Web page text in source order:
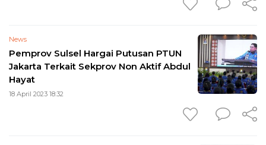
News
Pemprov Sulsel Hargai Putusan PTUN
Jakarta Terkait Sekprov Non Aktif Abdul
Hayat
18 April 2023 18:32